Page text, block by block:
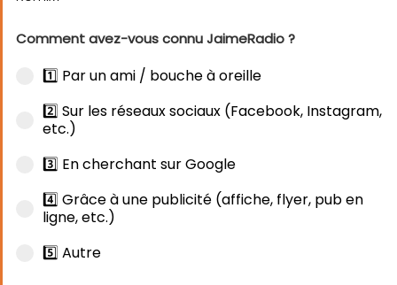
Comment avez-vous connu JaimeRadio ?
1️⃣ Par un ami / bouche à oreille
2️⃣ Sur les réseaux sociaux (Facebook, Instagram,
etc.)
3️⃣ En cherchant sur Google
4️⃣ Grâce à une publicité (affiche, flyer, pub en
ligne, etc.)
5️⃣ Autre